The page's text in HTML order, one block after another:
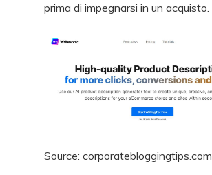
prima di impegnarsi in un acquisto.
Source: corporatebloggingtips.com